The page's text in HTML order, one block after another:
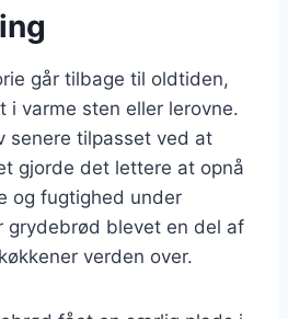
går tilbage til oldtiden,
i varme sten eller lerovne.
senere tilpasset ved at
gjorde det lettere at opnå
og fugtighed under
grydebrød blevet en del af
verden over.